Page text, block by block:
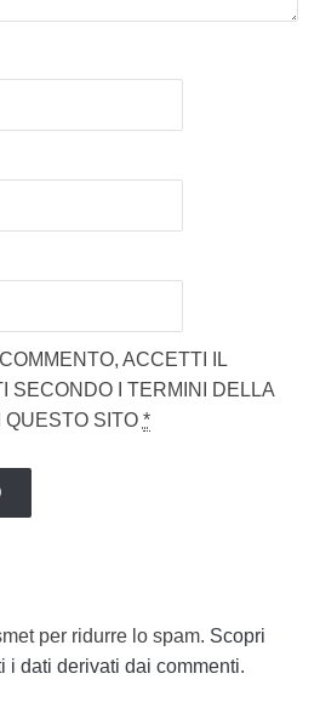
ACCETTI IL
SECONDO I TERMINI DELLA
QUESTO SITO *
per ridurre lo spam. Scopri
i dati derivati dai commenti.